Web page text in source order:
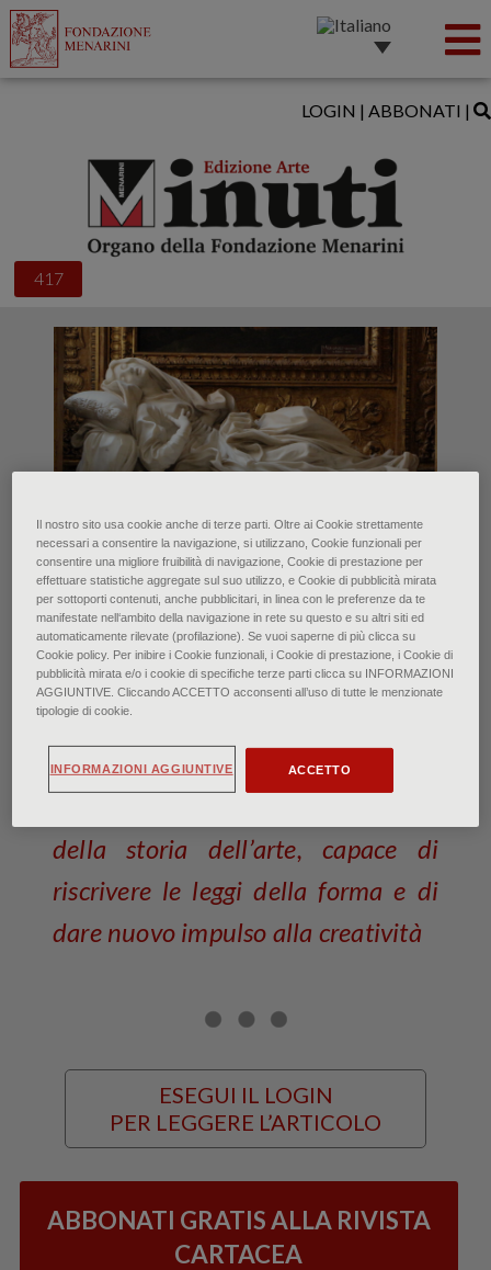
417
LOGIN | ABBONATI |
Gian Lorenzo Bernini: Beata Ludovica Albertoni -
Roma, S. Francesco a Ripa
© Foto Scala, Firenze/Fondo Edifici di Culto -
Ministero dell'Interno
Il Barocco: Multiculturale,
multietnico, globalizzato
di Francesca Bardi • Maggio 2025
della storia dell’arte, capace di
riscrivere le leggi della forma e di
dare nuovo impulso alla creatività
ESEGUI IL LOGIN
PER LEGGERE L’ARTICOLO
ABBONATI GRATIS ALLA RIVISTA
CARTACEA
Il nostro sito usa cookie anche di terze parti. Oltre ai Cookie strettamente
necessari a consentire la navigazione, si utilizzano, Cookie funzionali per
consentire una migliore fruibilità di navigazione, Cookie di prestazione per
effettuare statistiche aggregate sul suo utilizzo, e Cookie di pubblicità mirata
per sottoporti contenuti, anche pubblicitari, in linea con le preferenze da te
manifestate nell‘ambito della navigazione in rete su questo e su altri siti ed
automaticamente rilevate (profilazione). Se vuoi saperne di più clicca su
Cookie policy. Per inibire i Cookie funzionali, i Cookie di prestazione, i Cookie di
pubblicità mirata e/o i cookie di specifiche terze parti clicca su INFORMAZIONI
AGGIUNTIVE. Cliccando ACCETTO acconsenti all’uso di tutte le menzionate
tipologie di cookie.
ACCETTO
INFORMAZIONI AGGIUNTIVE